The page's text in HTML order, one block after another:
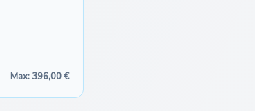
Max: 396,00 €